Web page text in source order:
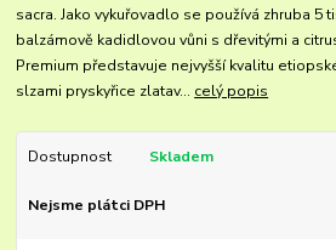
sacra. Jako vykuřovadlo se používá zhruba 5
balzámově kadidlovou vůni s dřevitými a
Premium představuje nejvyšší kvalitu
slzami pryskyřice zlatav... celý popis
Dostupnost Skladem
Nejsme plátci DPH